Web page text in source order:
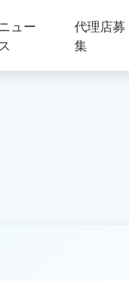
ュー
ス
代理店募
集